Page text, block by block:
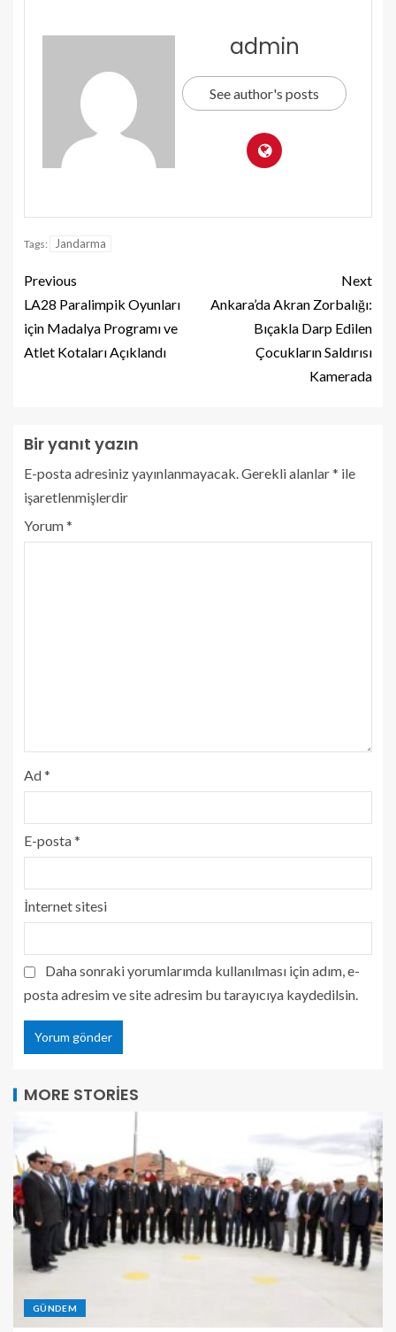
admin
See author's posts
Tags: Jandarma
Previous
LA28 Paralimpik Oyunları
için Madalya Programı ve
Atlet Kotaları Açıklandı
Next
Ankara’da Akran Zorbalığı:
Bıçakla Darp Edilen
Çocukların Saldırısı
Kamerada
Bir yanıt yazın
E-posta adresiniz yayınlanmayacak. Gerekli alanlar* ile
işaretlenmişlerdir
Yorum*
Ad*
E-posta*
İnternet sitesi
Daha sonraki yorumlarımda kullanılması için adım, e-
posta adresim ve site adresim bu tarayıcıya kaydedilsin.
MORE STORIES
GÜNDEM